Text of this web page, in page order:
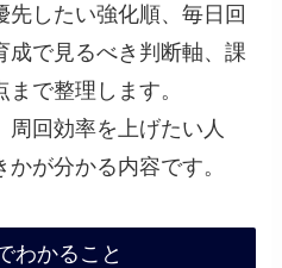
先したい強化順、毎日回
成で見るべき判断軸、課
で整理します。
回効率を上げたい人
が分かる内容です。
わかること